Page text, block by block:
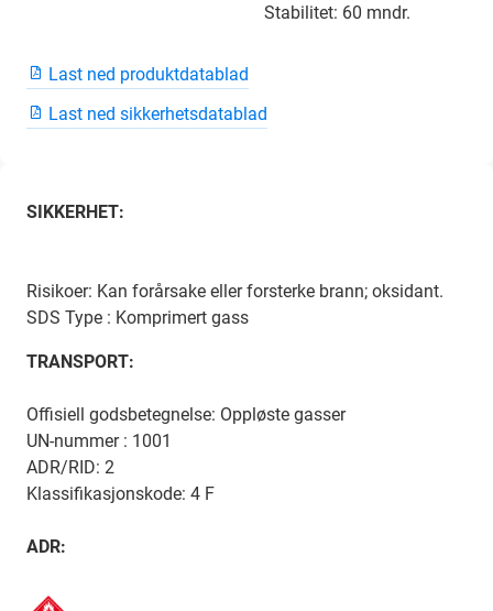
Stabilitet: 60 mndr.
Last ned produktdatablad
Last ned sikkerhetsdatablad
SIKKERHET:
Risikoer: Kan forårsake eller forsterke brann; oksidant.
SDS Type : Komprimert gass
TRANSPORT:
Offisiell godsbetegnelse: Oppløste gasser
UN-nummer : 1001
ADR/RID: 2
Klassifikasjonskode: 4 F
ADR: